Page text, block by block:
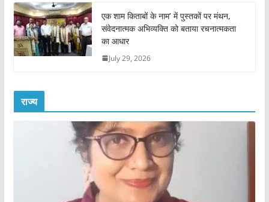
एक शाम किताबों के नाम’ में पुस्तकों पर मंथन,
संवेदनात्मक अभिव्यक्ति को बताया रचनात्मकता
का आधार
July 29, 2026
राज्य